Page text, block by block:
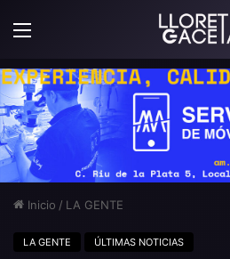
Menú
Inicio / LA GENTE
LA GENTE ÚLTIMAS NOTICIAS